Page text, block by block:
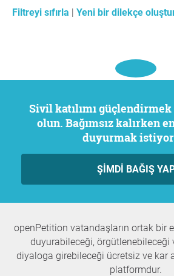
Filtreyi sıfırla | Yeni bir dilekçe
Sivil katılımı güçlendirmek için yardımcı
olun. Bağımsız kalırken
duyurmak
ŞIMDI BAĞIŞ
openPetition vatandaşların ortak bir
duyurabileceği, örgütlenebileceği
diyaloga girebileceği ücretsiz ve kar
platformdur.